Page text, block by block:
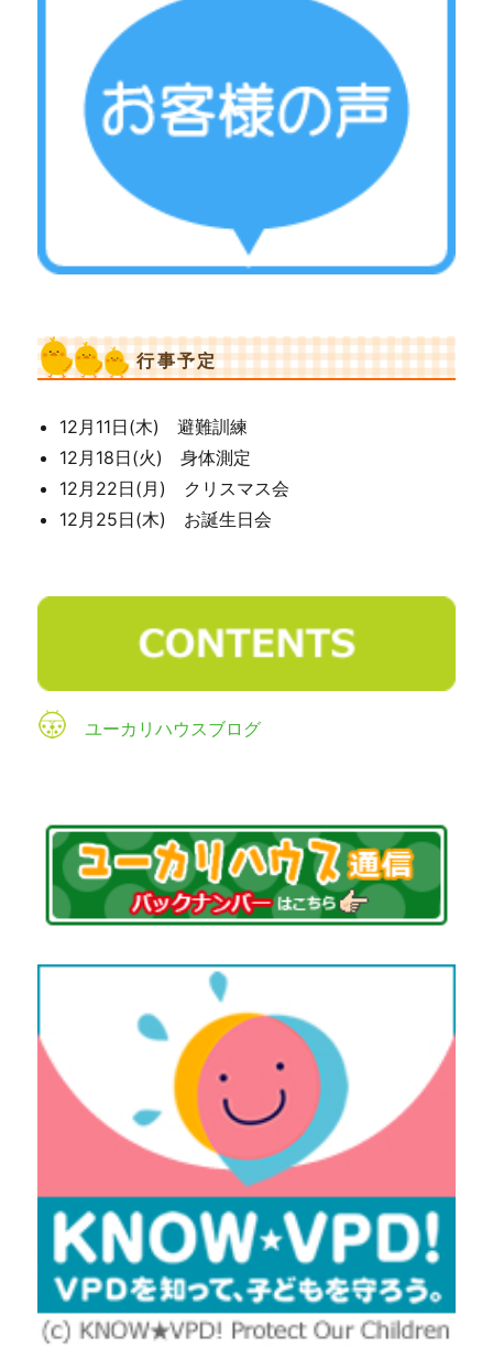
行事予定
12月11日(木) 避難訓練
12月18日(火) 身体測定
12月22日(月) クリスマス会
12月25日(木) お誕生日会
ユーカリハウスブログ